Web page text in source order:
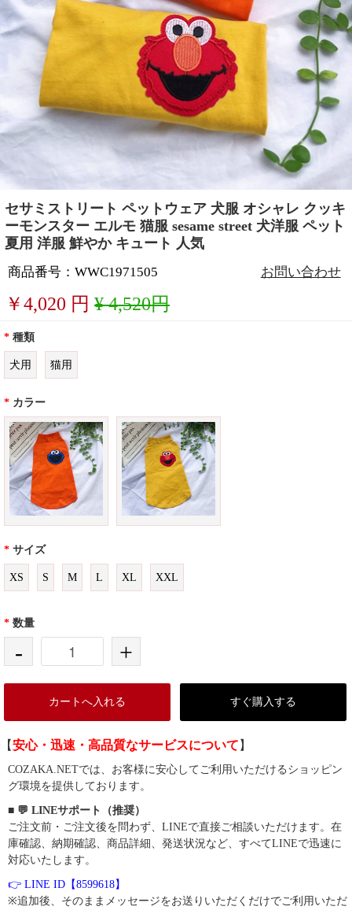
セサミストリート ペットウェア 犬服 オシャレ クッキ
ーモンスター エルモ 猫服 sesame street 犬洋服 ペット
夏用 洋服 鮮やか キュート 人気
商品番号：WWC1971505 お問い合わせ
￥4,020 円 ¥ 4,520円
* 種類
犬用 猫用
* カラー
* サイズ
XS S M L XL XXL
* 数量
- +
カートへ入れる すぐ購入する
【安心・迅速・高品質なサービスについて 】
COZAKA.NETでは、お客様に安心してご利用いただけるショッピン
グ環境を提供しております。
■ 💬 LINEサポート（推奨）
ご注文前・ご注文後を問わず、LINEで直接ご相談いただけます。在
庫確認、納期確認、商品詳細、発送状況など、すべてLINEで迅速に
対応いたします。
👉 LINE ID【8599618】
※追加後、そのままメッセージをお送りいただくだけでご利用いただ